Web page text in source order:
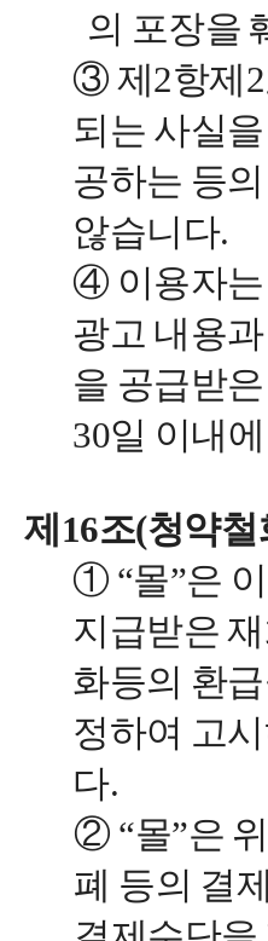
의 포장을
③ 제2항제2
되는 사실
공하는 등
않습니다.
④ 이용자는
광고 내용
을 공급받
30일 이내
제16조(청약
① “몰”은
지급받은
화등의 환
정하여 고
다.
② “몰”은
폐 등의 결